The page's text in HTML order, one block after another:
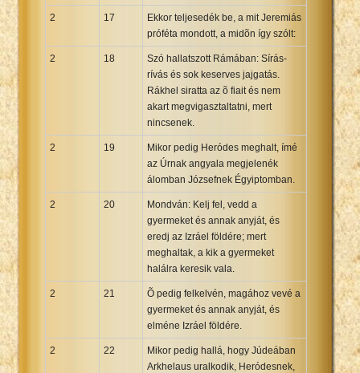
2 17
Ekkor teljesedék be, a mit Jeremiás
próféta mondott, a midõn így szólt:
2 18
Szó hallatszott Rámában: Sírás-
rívás és sok keserves jajgatás.
Rákhel siratta az õ fiait és nem
akart megvigasztaltatni, mert
nincsenek.
2 19
Mikor pedig Heródes meghalt, ímé
az Úrnak angyala megjelenék
álomban Józsefnek Égyiptomban.
2 20
Mondván: Kelj fel, vedd a
gyermeket és annak anyját, és
eredj az Izráel földére; mert
meghaltak, a kik a gyermeket
halálra keresik vala.
2 21
Õ pedig felkelvén, magához vevé a
gyermeket és annak anyját, és
elméne Izráel földére.
2 22
Mikor pedig hallá, hogy Júdeában
Arkhelaus uralkodik, Heródesnek,